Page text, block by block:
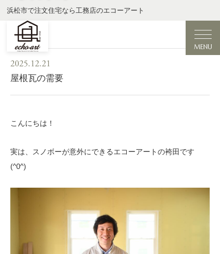
浜松市で注文住宅なら工務店のエコーアート
MENU
2025.12.21
屋根瓦の需要
こんにちは！
実は、スノボーが意外にできるエコーアートの袴田です
(^0^)